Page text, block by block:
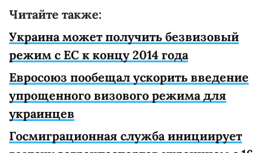
Читайте также:
Украина может получить безвизовый
режим с ЕС к концу 2014 года
Евросоюз пообещал ускорить введение
упрощенного визового режима для
украинцев
Госмиграционная служба инициирует